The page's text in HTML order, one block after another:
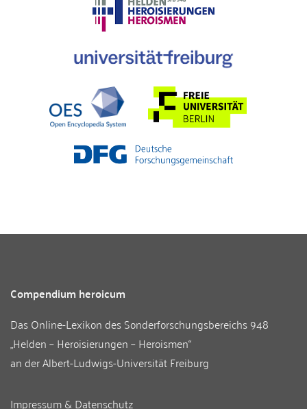
Compendium heroicum
Das Online-Lexikon desSonderforschungsbereichs 948
„Helden – Heroisierungen – Heroismen“
an derAlbert-Ludwigs-Universität Freiburg
Impressum & Datenschutz